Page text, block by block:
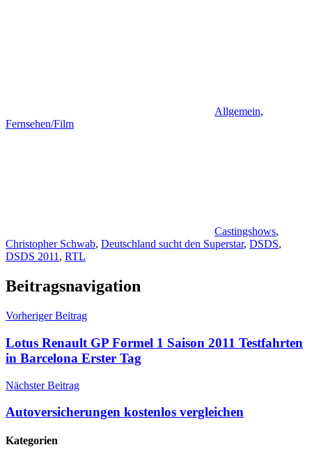
Allgemein,
Fernsehen/Film
Castingshows,
Christopher Schwab, Deutschland sucht den Superstar, DSDS,
DSDS 2011 , RTL
Beitragsnavigation
Vorheriger Beitrag
Lotus Renault GP Formel 1 Saison 2011 Testfahrten
in Barcelona Erster Tag
Nächster Beitrag
Autoversicherungen kostenlos vergleichen
Kategorien